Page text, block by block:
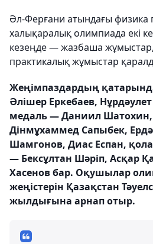
Әл-Ферғани атындағы физика
халықаралық олимпиада екі
кезеңде — жазбаша жұмыстар,
практикалық жұмыстар
Жеңімпаздардың
Әлішер Еркебаев,
медаль — Даниил Шатохин,
Дінмұхаммед Сапыбек,
Шамгонов, Диас Еспан,
— Бексұлтан Шәріп, Асқар
Хасенов бар. Оқушылар
жеңістерін Қазақстан
жылдығына арнап отыр.